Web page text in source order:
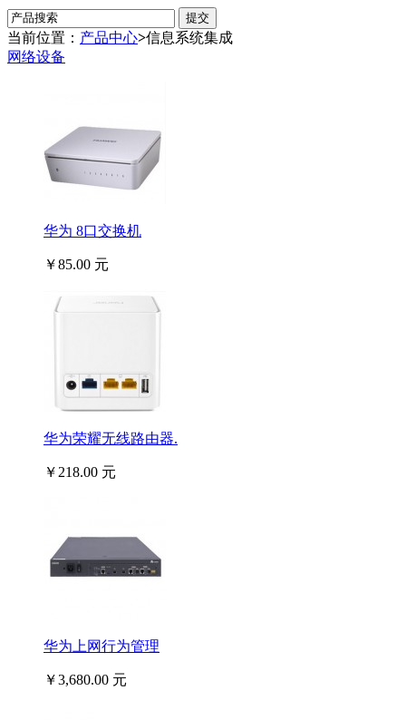
当前位置： 产品中心>信息系统集成
网络设备
华为 8口交换机
￥85.00 元
华为荣耀无线路由器.
￥218.00 元
华为上网行为管理
￥3,680.00 元